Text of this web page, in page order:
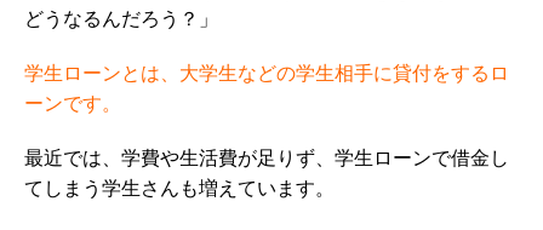
どうなるんだろう？」
学生ローンとは、大学生などの学生相手に貸付をするロ
ーンです。
最近では、学費や生活費が足りず、学生ローンで借金し
てしまう学生さんも増えています。